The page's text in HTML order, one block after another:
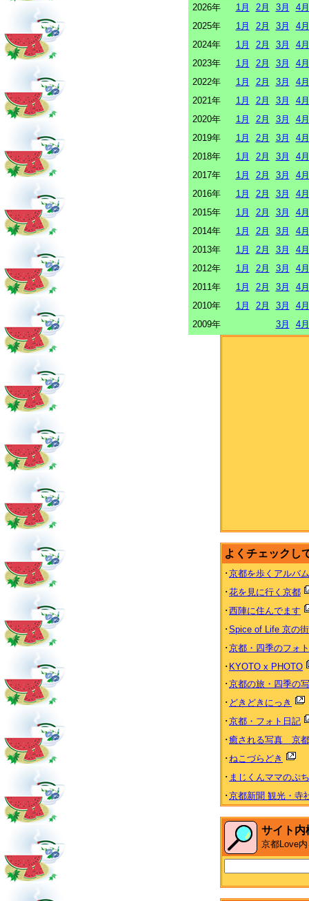
2026年 1月 2月 3月
4月
2025年
1月 2月 3月
4月
2024年
1月 2月 3月
4月
2023年
1月 2月 3月
4月
2022年
1月 2月 3月
4月
2021年
1月 2月 3月
4月
2020年
1月 2月 3月
4月
2019年
1月 2月 3月
4月
2018年
1月 2月 3月
4月
2017年
1月 2月 3月
4月
2016年
1月 2月 3月
4月
2015年
1月 2月 3月
4月
2014年
1月 2月 3月
4月
2013年
1月 2月 3月
4月
2012年
1月 2月 3月
4月
2011年
1月 2月 3月
4月
2010年
1月 2月 3月
4月
2009年
3月 4月
よくチェックし
･京都を歩くアルバム
･花を見に行く京都
･西陣に住んでます
･Spice of Life 京の
･京都・四季のフォ
･ KYOTO x PHOTO
･京都の旅・四季の
･ どきどきにっき
･京都・フォト日記
･癒される写真 京
･ねこづらどき
･ まじくんママのぷ
･京都新聞 観光・寺
サイト内
京都Love